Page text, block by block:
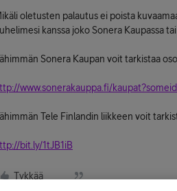
oletusten palautus ei poista
kanssa joko Sonera Kaupassa
Lähimmän Sonera Kaupan voit tarkistaa
www.sonerakauppa.fi/
Lähimmän Tele Finlandin liikkeen voit
bit.ly/1tJB1iB
Tykkää